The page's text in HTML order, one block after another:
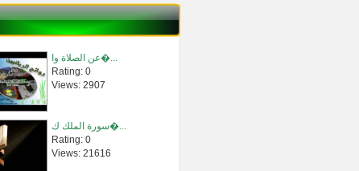
عن الصلاة وا�...
Rating: 0
Views: 2907
سورة الملك ك�...
Rating: 0
Views: 21616